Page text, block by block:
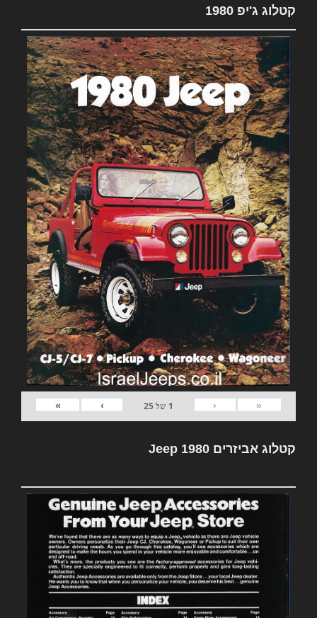
קטלוג ג'יפ 1980
«
‹
1 של25
›
»
קטלוג אביזרים Jeep 1980